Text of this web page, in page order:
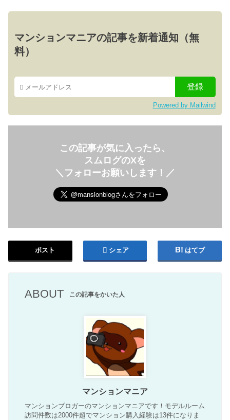
マンションマニアの記事を新着通知（無
料）
Powered by Mailwind
この記事が気に入ったら、
スムログのXを
＼フォローお願いします！／
ポスト シェア はてブ
ABOUT この記事をかいた人
マンションマニア
マンションブロガーのマンションマニアです！モデルルーム
訪問件数は2000件超でマンション購入経験は13件になりま